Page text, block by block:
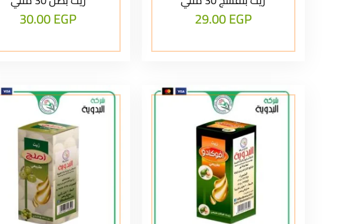
29.00EGP
30.00EGP